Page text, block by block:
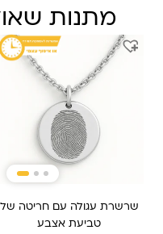
מתנות
שרשרת עגולה עם חריטה של
טביעת אצבע